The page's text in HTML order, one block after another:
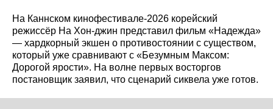
На Каннском кинофестивале-2026 корейский
режиссёр На Хон-джин представил фильм «Надежда»
— хардкорный экшен о противостоянии с существом,
который уже сравнивают с «Безумным Максом:
Дорогой ярости». На волне первых восторгов
постановщик заявил, что сценарий сиквела уже готов.